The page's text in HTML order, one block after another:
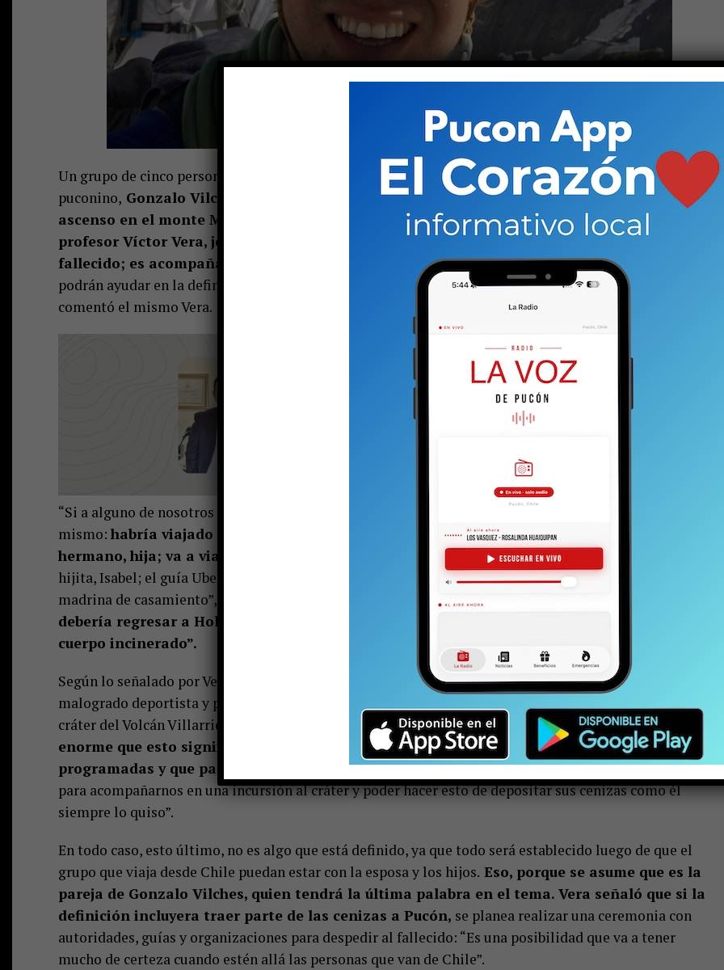
Un grupo de cinco personas viajará este jueves a Europa para estar con la esposa del guía de montaña
puconino, Gonzalo Vilches (39), quien falleció el miércoles pasado mientras guiaba un
ascenso en el monte Matterhorn en Los Alpes suizos.La idea del grupo, según comentó el
profesor Víctor Vera, jefe de turismo aventura de la municipalidad de Pucón y cercano al
fallecido; es acompañar a la esposa del joven, Judith, en el difícil momento.Además, también
podrán ayudar en la definición sobre qué pasará con los resto de Vilches, quien sería incinerado, según
comentó el mismo Vera.
“Si a alguno de nosotros nos hubiera pasado algo muy lejos de Chile, Gonzalo Vilches habría hecho lo
mismo: habría viajado a vernos. Es así como un equipo de Pucón de amistades, familiares,
hermano, hija; va a viajar a Holanda el próximo jueves.Va la madre; el hermano, Sebastián; va la
hijita, Isabel; el guía Uber Quirilao, quien es su gran amigo y va mi esposa Ximena (Soto), quien es su
madrina de casamiento”, explicó el profesor Víctor Vera; quien agregó:
debería regresar a Holanda llevando a Gonzalo para que, en primera instancia, sea su
cuerpo incinerado”.
Según lo señalado por Vera una de las ideas que se manejan es que, al menos, parte de las cenizas del
malogrado deportista y profesor puedan llegar a Pucón para realizar una ceremonia y depositarlas en el
cráter del Volcán Villarrica.
“Estamos viviendo todavía —explicó Vera— el tema de la pena
enorme que esto significa, pero quisiéramos que se dieran las cosas como las tenemos
programadas y que parte de las cenizas regresaran a Chile, que pudiera venir Judith y los hijos
para acompañarnos en una incursión al cráter y poder hacer esto de depositar sus cenizas como él
siempre lo quiso”.
En todo caso, esto último, no es algo que está definido, ya que todo será establecido luego de que el
grupo que viaja desde Chile puedan estar con la esposa y los hijos. Eso, porque se asume que es la
pareja de Gonzalo Vilches, quien tendrá la última palabra en el tema. Vera señaló que si la
definición incluyera traer parte de las cenizas a Pucón, se planea realizar una ceremonia con
autoridades, guías y organizaciones para despedir al fallecido: “Es una posibilidad que va a tener
mucho de certeza cuando estén allá las personas que van de Chile”.